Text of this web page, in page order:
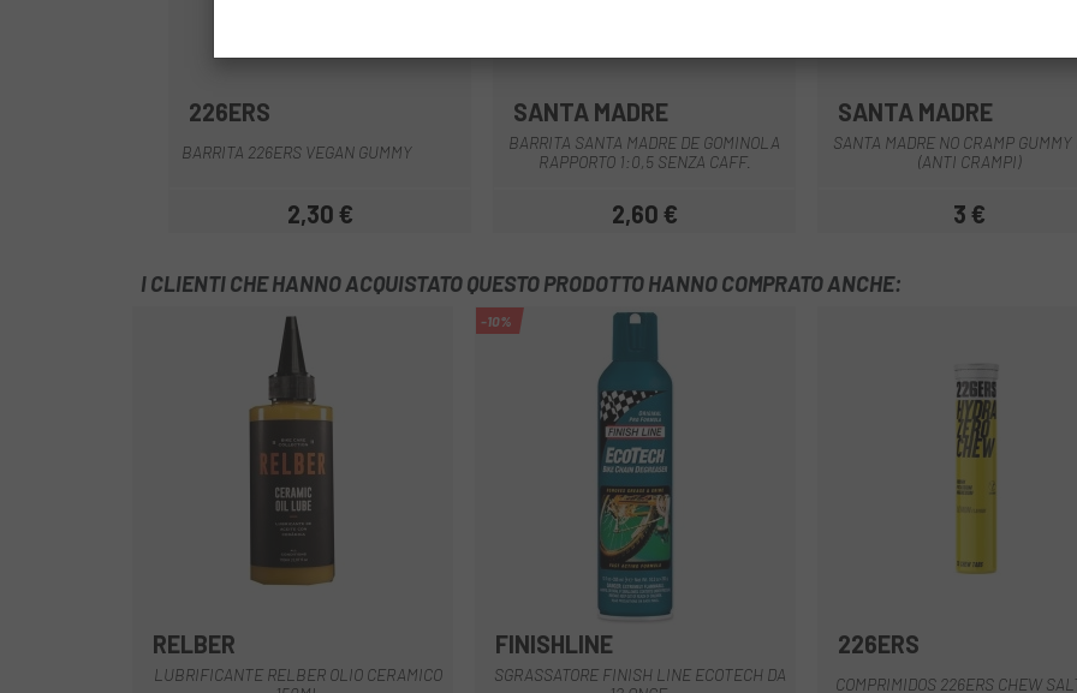
226ERS
BARRITA 226ERS VEGAN GUMMY
Prezzo
2,30 €
SANTA MADRE
BARRITA SANTA MADRE DE GOMINOLA
RAPPORTO 1:0,5 SENZA CAFF.
Prezzo
2,60 €
SANTA MADRE
SANTA MADRE NO CRAMP GUMMY
(ANTI CRAMPI)
Prezzo
3 €
I CLIENTI CHE HANNO ACQUISTATO QUESTO PRODOTTO HANNO COMPRATO ANCHE:
RELBER
LUBRIFICANTE RELBER OLIO CERAMICO
-10%
FINISHLINE
SGRASSATORE FINISH LINE ECOTECH DA
226ERS
COMPRIMIDOS 226ERS CHEW